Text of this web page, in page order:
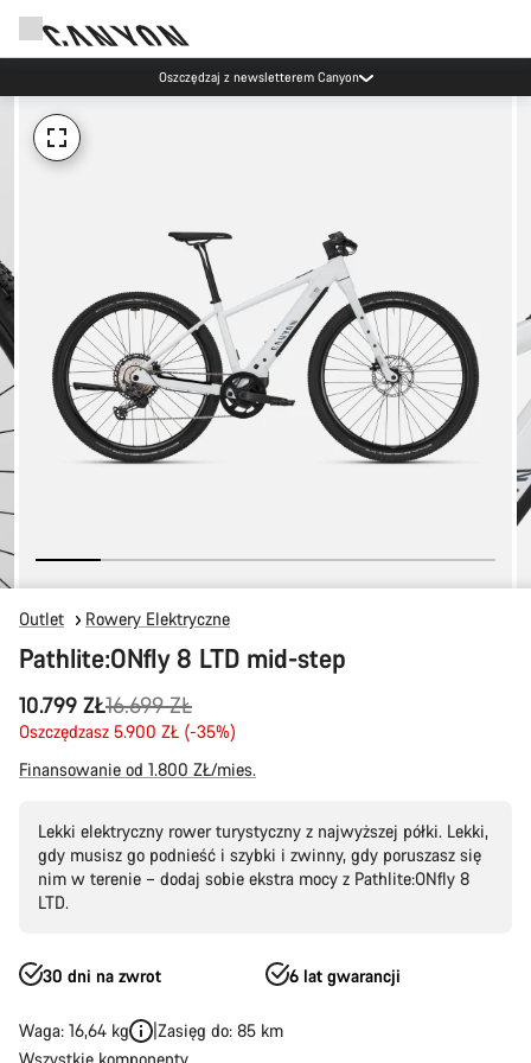
Oszczędzaj z newsletterem Canyon
Outlet Rowery Elektryczne
Pathlite:ONfly 8 LTD mid-step
10.799 ZŁ
Oryginalna
cena
16.699 ZŁ
Oszczędzasz 5.900 ZŁ (-35%)
Finansowanie od 1.800 ZŁ/mies.
Lekki elektryczny rower turystyczny z najwyższej półki. Lekki,
gdy musisz go podnieść i szybki i zwinny, gdy poruszasz się
nim w terenie – dodaj sobie ekstra mocy z Pathlite:ONfly 8
LTD.
30 dni na zwrot 6 lat gwarancji
Waga: 16,64 kg
Zasięg do: 85 km